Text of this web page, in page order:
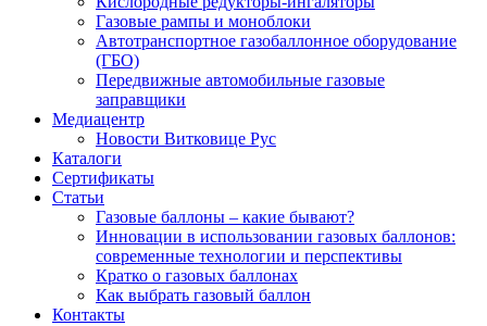
Газовые рампы и моноблоки
Автотранспортное газобаллонное оборудование
(ГБО)
Передвижные автомобильные газовые
заправщики
Медиацентр
Новости Витковице Рус
Каталоги
Сертификаты
Статьи
Газовые баллоны – какие бывают?
Инновации в использовании газовых баллонов:
современные технологии и перспективы
Кратко о газовых баллонах
Как выбрать газовый баллон
Контакты